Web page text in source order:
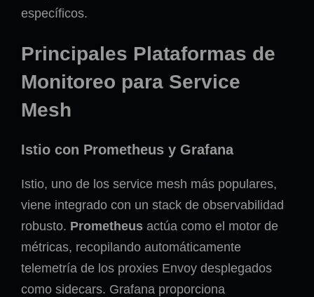
específicos.
Principales Plataformas de
Monitoreo para Service
Mesh
Istio con Prometheus y Grafana
Istio, uno de los service mesh más populares,
viene integrado con un stack de observabilidad
robusto. Prometheus actúa como el motor de
métricas, recopilando automáticamente
telemetría de los proxies Envoy desplegados
como sidecars. Grafana proporciona